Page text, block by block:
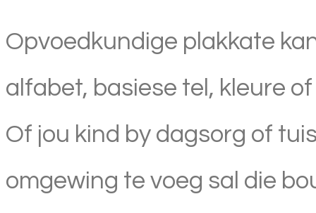
Opvoedkundige plakkate
alfabet, basiese tel, kleure
Of jou kind by dagsorg of
omgewing te voeg sal die